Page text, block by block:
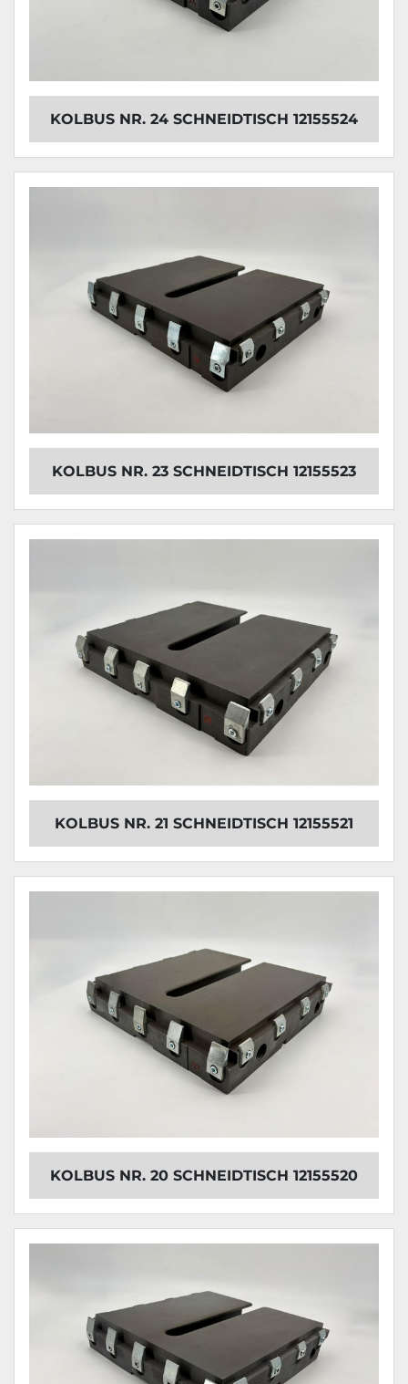
KOLBUS NR. 24 SCHNEIDTISCH 12155524
KOLBUS NR. 23 SCHNEIDTISCH 12155523
KOLBUS NR. 21 SCHNEIDTISCH 12155521
KOLBUS NR. 20 SCHNEIDTISCH 12155520